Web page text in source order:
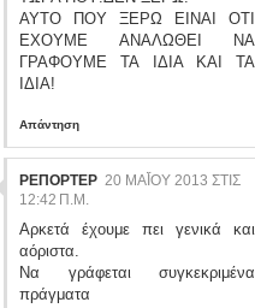
ΑΥΤΟ ΠΟΥ ΞΕΡΩ ΕΙΝΑΙ ΟΤΙ
ΕΧΟΥΜΕ ΑΝΑΛΩΘΕΙ ΝΑ
ΓΡΑΦΟΥΜΕ ΤΑ ΙΔΙΑ ΚΑΙ ΤΑ
ΙΔΙΑ!
Απάντηση
ΡΕΠΟΡΤΕΡ 20 ΜΑΪ́ΟΥ 2013 ΣΤΙΣ 12
:42 Π.Μ.
Αρκετά έχουμε πει γενικά και
αόριστα.
Να γράφεται συγκεκριμένα
πράγματα